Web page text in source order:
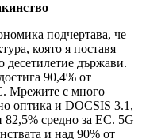
подчертава, че
която я поставя
десетилетие държави.
90,4% от
Мрежите с много
оптика и DOCSIS 3.1,
82,5% средно за ЕС. 5G
и над 90% от